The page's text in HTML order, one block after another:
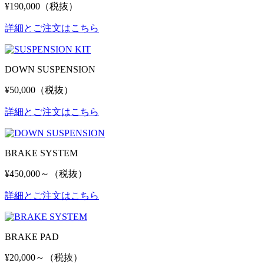
¥190,000（税抜）
詳細とご注文はこちら
DOWN SUSPENSION
¥50,000（税抜）
詳細とご注文はこちら
BRAKE SYSTEM
¥450,000～（税抜）
詳細とご注文はこちら
BRAKE PAD
¥20,000～（税抜）